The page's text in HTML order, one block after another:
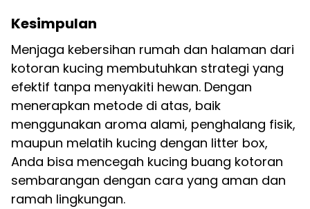
Kesimpulan
Menjaga kebersihan rumah dan halaman dari
kotoran kucing membutuhkan strategi yang
efektif tanpa menyakiti hewan. Dengan
menerapkan metode di atas, baik
menggunakan aroma alami, penghalang fisik,
maupun melatih kucing dengan litter box,
Anda bisa mencegah kucing buang kotoran
sembarangan dengan cara yang aman dan
ramah lingkungan.